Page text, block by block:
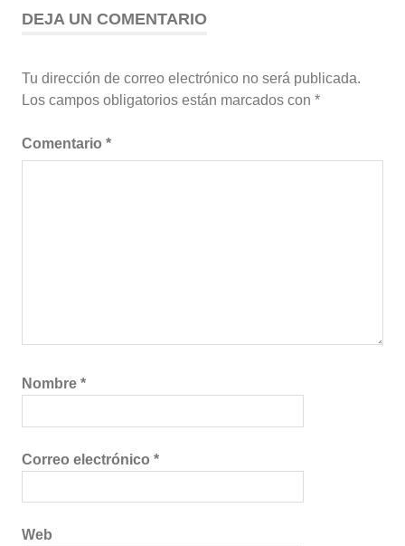
DEJA UN COMENTARIO
Tu dirección de correo electrónico no será publicada.
Los campos obligatorios están marcados con *
Comentario *
Nombre *
Correo electrónico *
Web